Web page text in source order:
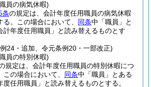
員の病気休暇)
条の規定は、会計年度任用職員の病気休暇
。
この場合において、 同条中「職員」と
計年度任用職員」と読み替えるものとす
24・追加、令元条例20・一部改正)
員の特別休暇)
規定は、会計年度任用職員の特別休暇につ
この場合において、 同条中「職員」とある
度任用職員」と読み替えるものとする。